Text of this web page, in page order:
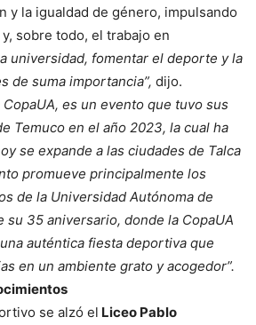
y la igualdad de género, impulsando
sobre todo, el trabajo en
universidad, fomentar el deporte y la
de suma importancia”, dijo.
CopaUA, es un evento que tuvo sus
Temuco en el año 2023, la cual ha
se expande a las ciudades de Talca
promueve principalmente los
de la Universidad Autónoma de
su 35 aniversario, donde la CopaUA
auténtica fiesta deportiva que
en un ambiente grato y acogedor”.
se alzó el Liceo Pablo